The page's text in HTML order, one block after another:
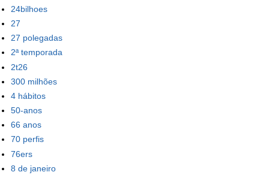
24bilhoes
27
27 polegadas
2ª temporada
2t26
300 milhões
4 hábitos
50-anos
66 anos
70 perfis
76ers
8 de janeiro